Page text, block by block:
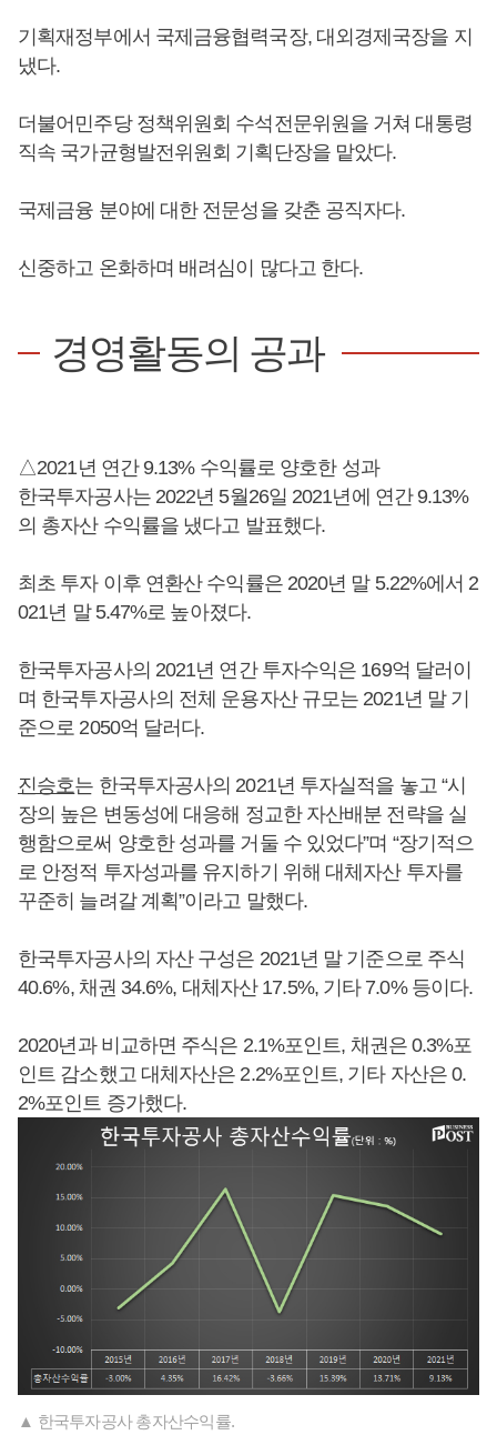
기획재정부에서 국제금융협력국장, 대외경제국장을 지
냈다.
더불어민주당 정책위원회 수석전문위원을 거쳐 대통령
직속 국가균형발전위원회 기획단장을 맡았다.
국제금융 분야에 대한 전문성을 갖춘 공직자다.
신중하고 온화하며 배려심이 많다고 한다.
경영활동의 공과
△2021년 연간 9.13% 수익률로 양호한 성과
한국투자공사는 2022년 5월26일 2021년에 연간 9.13%
의 총자산 수익률을 냈다고 발표했다.
최초 투자 이후 연환산 수익률은 2020년 말 5.22%에서 2
021년 말 5.47%로 높아졌다.
한국투자공사의 2021년 연간 투자수익은 169억 달러이
며 한국투자공사의 전체 운용자산 규모는 2021년 말 기
준으로 2050억 달러다.
진승호는 한국투자공사의 2021년 투자실적을 놓고 “시
장의 높은 변동성에 대응해 정교한 자산배분 전략을 실
행함으로써 양호한 성과를 거둘 수 있었다”며 “장기적으
로 안정적 투자성과를 유지하기 위해 대체자산 투자를
꾸준히 늘려갈 계획”이라고 말했다.
한국투자공사의 자산 구성은 2021년 말 기준으로 주식
40.6%, 채권 34.6%, 대체자산 17.5%, 기타 7.0% 등이다.
2020년과 비교하면 주식은 2.1%포인트, 채권은 0.3%포
인트 감소했고 대체자산은 2.2%포인트, 기타 자산은 0.
2%포인트 증가했다.
▲ 한국투자공사 총자산수익률.